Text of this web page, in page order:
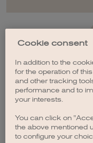
Cookie consent
In addition to the
for the operation of
and other tracking
performance and to
your interests.
You can click on
the above mentioned
to configure your